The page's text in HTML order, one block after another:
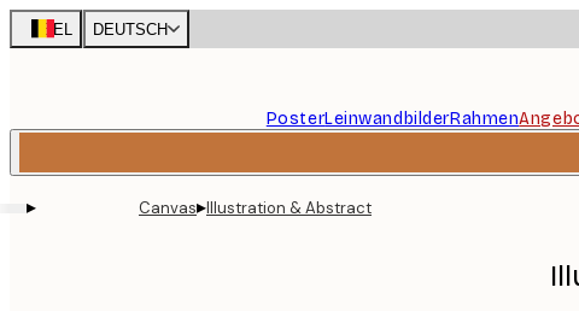
Skip
to
BEL DEUTSCH
PosterLeinwandbilderRahmen
▸ Canvas▸Illustration & Abstract